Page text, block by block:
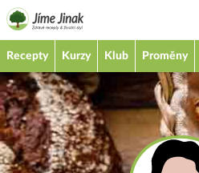
Recepty Kurzy Klub Proměny